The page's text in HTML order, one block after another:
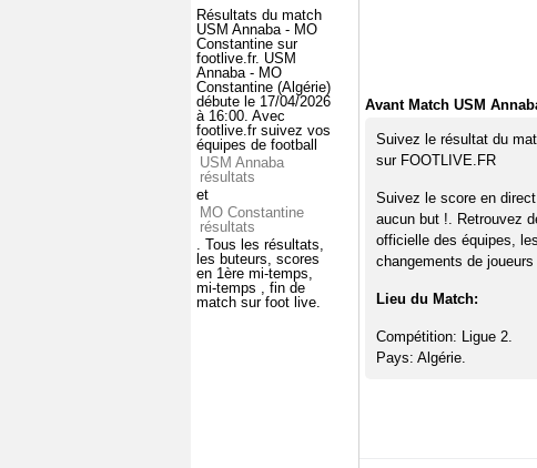
Résultats du match
USM Annaba - MO
Constantine sur
footlive.fr. USM
Annaba - MO
Constantine (Algérie)
débute le 17/04/2026
à 16:00. Avec
footlive.fr suivez vos
équipes de football
USM Annaba
résultats
et
MO Constantine
résultats
. Tous les résultats,
les buteurs, scores
en 1ère mi-temps,
mi-temps , fin de
match sur foot live.
Avant Match USM
Suivez le résultat du
sur FOOTLIVE.FR
Suivez le score en
aucun but !. Retrouvez
officielle des équipes,
changements de
Lieu du Match:
Compétition: Ligue 2.
Pays: Algérie.